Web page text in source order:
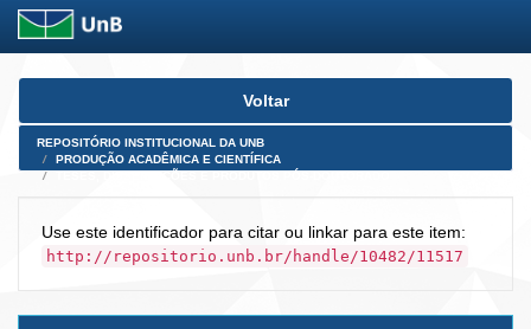
Skip
Voltar
REPOSITÓRIO INSTITUCIONAL DA UNB
PRODUÇÃO ACADÊMICA E CIENTÍFICA
Use este identificador para citar ou linkar para este item:
http://repositorio.unb.br/handle/10482/11517